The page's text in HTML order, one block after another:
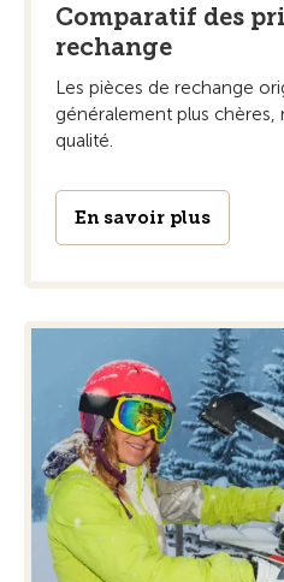
Comparatif des
rechange
Les pièces de rechange
généralement plus chères,
qualité.
En savoir plus